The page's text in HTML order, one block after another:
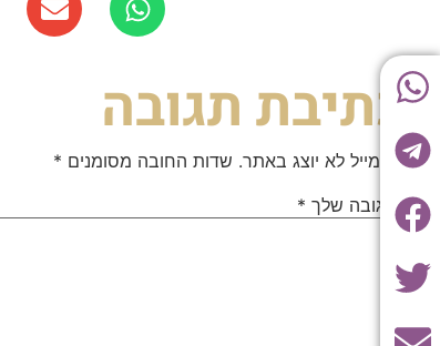
כתיבת תגובה
האימייל לא יוצג באתר. שדות החובה מסומנים *
התגובה שלך *